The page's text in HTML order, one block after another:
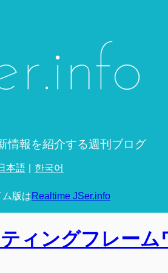
情報を紹介する週刊ブログ
本語 한국어
ム版はRealtime JSer.info
ィングフレーム